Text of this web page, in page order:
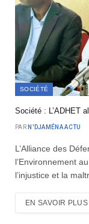
SOCIÉTÉ
Société : L’ADHET
PAR N'DJAMÉNA ACTU
L’Alliance des
l’Environnement
l’injustice et la
EN SAVOIR PLUS